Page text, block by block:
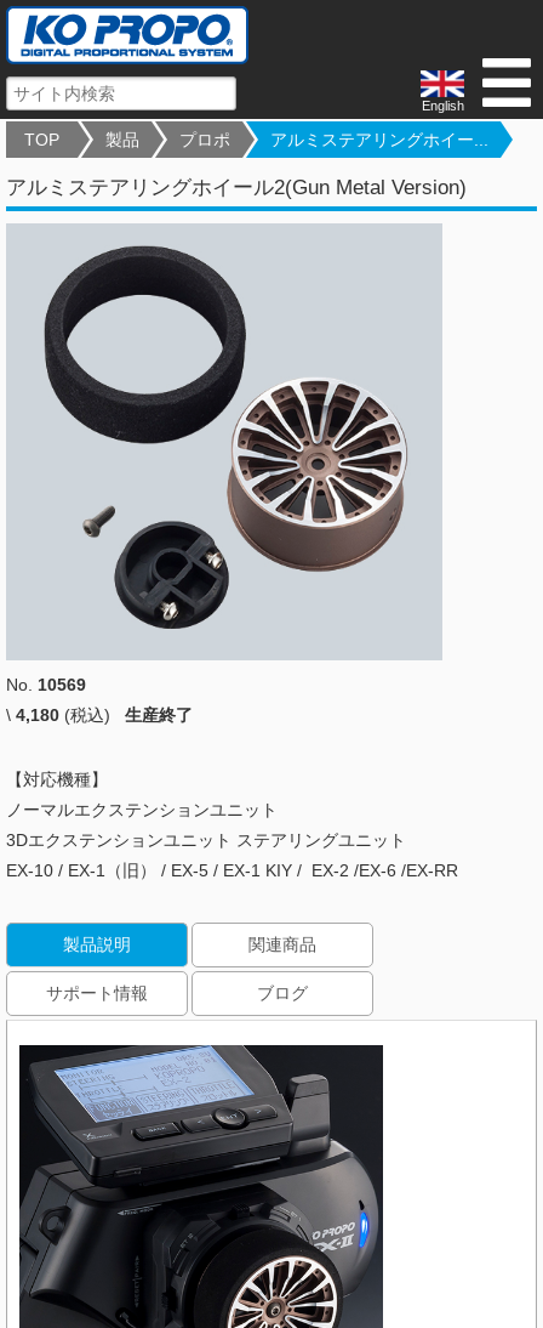
English
TOP 製品 プロポ アルミステアリングホイー...
アルミステアリングホイール2(Gun Metal Version)
No. 10569
\ 4,180 (税込) 生産終了
【対応機種】
ノーマルエクステンションユニット
3Dエクステンションユニット ステアリングユニット
EX-10 / EX-1（旧） / EX-5 / EX-1 KIY / EX-2 /EX-6 /EX-RR
製品説明 関連商品
サポート情報 ブログ